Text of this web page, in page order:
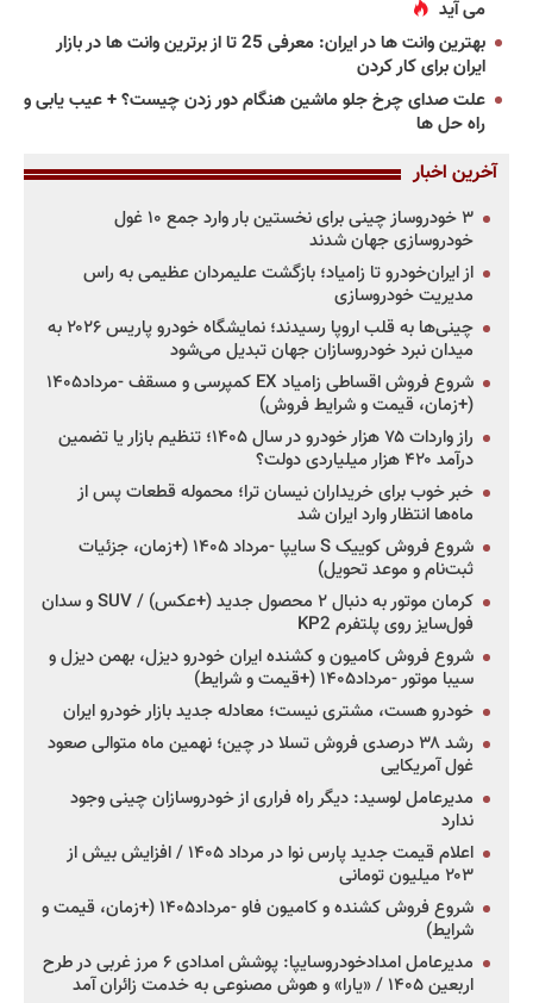
می آید
بهترین وانت ها در ایران: معرفی 25 تا از برترین وانت ها در بازار
ایران برای کار کردن
علت صدای چرخ جلو ماشین هنگام دور زدن چیست؟ + عیب یابی و
راه حل ها
آخرین اخبار
۳ خودروساز چینی برای نخستین بار وارد جمع ۱۰ غول
خودروسازی جهان شدند
از ایران‌خودرو تا زامیاد؛ بازگشت علیمردان عظیمی به راس
مدیریت خودروسازی
چینی‌ها به قلب اروپا رسیدند؛ نمایشگاه خودرو پاریس ۲۰۲۶ به
میدان نبرد خودروسازان جهان تبدیل می‌شود
شروع فروش اقساطی زامیاد EX کمپرسی و مسقف -مرداد۱۴۰۵
(+زمان، قیمت و شرایط فروش)
راز واردات ۷۵ هزار خودرو در سال ۱۴۰۵؛ تنظیم بازار یا تضمین
درآمد ۴۲۰ هزار میلیاردی دولت؟
خبر خوب برای خریداران نیسان ترا؛ محموله قطعات پس از
ماه‌ها انتظار وارد ایران شد
شروع فروش کوییک S سایپا -مرداد ۱۴۰۵ (+زمان، جزئیات
ثبت‌نام و موعد تحویل)
کرمان موتور به دنبال ۲ محصول جدید (+عکس) / SUV و سدان
فول‌سایز روی پلتفرم KP2
شروع فروش کامیون و کشنده ایران خودرو دیزل، بهمن دیزل و
سیبا موتور -مرداد۱۴۰۵ (+قیمت و شرایط)
خودرو هست، مشتری نیست؛ معادله جدید بازار خودرو ایران
رشد ۳۸ درصدی فروش تسلا در چین؛ نهمین ماه متوالی صعود
غول آمریکایی
مدیرعامل لوسید: دیگر راه فراری از خودروسازان چینی وجود
ندارد
اعلام قیمت جدید پارس نوا در مرداد ۱۴۰۵ / افزایش بیش از
۲۰۳ میلیون تومانی
شروع فروش کشنده و کامیون فاو -مرداد۱۴۰۵ (+زمان، قیمت و
شرایط)
مدیرعامل امدادخودروسایپا: پوشش امدادی ۶ مرز غربی در طرح
اربعین ۱۴۰۵ / «یارا» و هوش مصنوعی به خدمت زائران آمد